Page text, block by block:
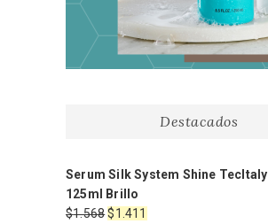
Destacados
Serum Silk System Shine TecItaly
125ml Brillo
$1.568El
$1.411